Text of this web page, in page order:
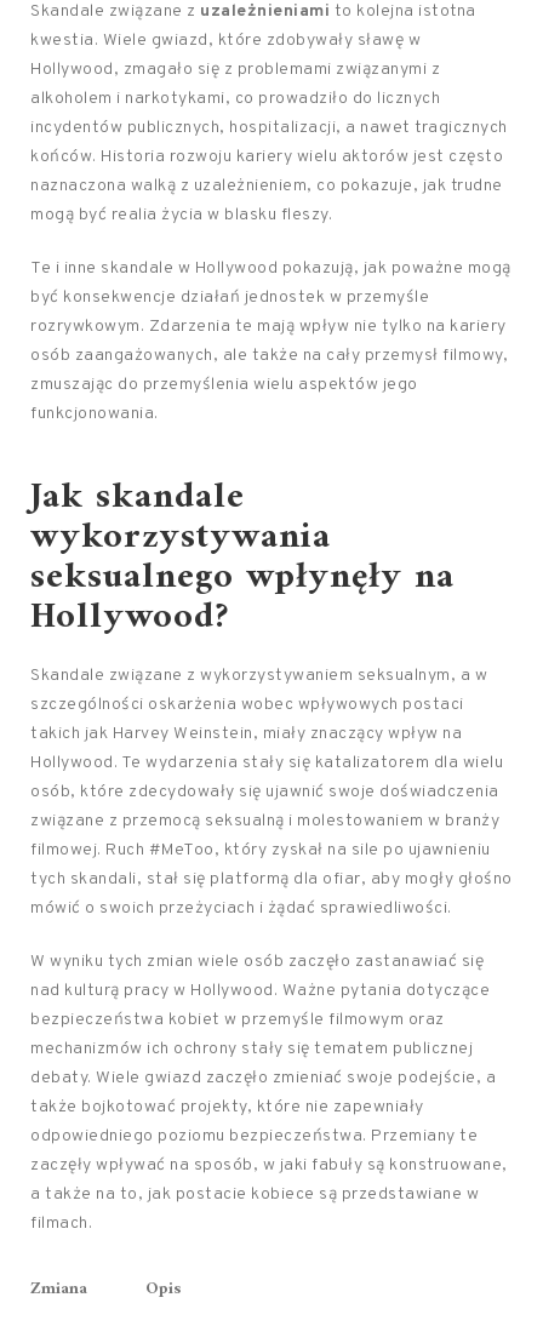
Skandale związane z uzależnieniami to kolejna istotna
kwestia. Wiele gwiazd, które zdobywały sławę w
Hollywood, zmagało się z problemami związanymi z
alkoholem i narkotykami, co prowadziło do licznych
incydentów publicznych, hospitalizacji, a nawet tragicznych
końców. Historia rozwoju kariery wielu aktorów jest często
naznaczona walką z uzależnieniem, co pokazuje, jak trudne
mogą być realia życia w blasku fleszy.
Te i inne skandale w Hollywood pokazują, jak poważne mogą
być konsekwencje działań jednostek w przemyśle
rozrywkowym. Zdarzenia te mają wpływ nie tylko na kariery
osób zaangażowanych, ale także na cały przemysł filmowy,
zmuszając do przemyślenia wielu aspektów jego
funkcjonowania.
Jak skandale
wykorzystywania
seksualnego wpłynęły na
Hollywood?
Skandale związane z wykorzystywaniem seksualnym, a w
szczególności oskarżenia wobec wpływowych postaci
takich jak Harvey Weinstein, miały znaczący wpływ na
Hollywood. Te wydarzenia stały się katalizatorem dla wielu
osób, które zdecydowały się ujawnić swoje doświadczenia
związane z przemocą seksualną i molestowaniem w branży
filmowej. Ruch #MeToo, który zyskał na sile po ujawnieniu
tych skandali, stał się platformą dla ofiar, aby mogły głośno
mówić o swoich przeżyciach i żądać sprawiedliwości.
W wyniku tych zmian wiele osób zaczęło zastanawiać się
nad kulturą pracy w Hollywood. Ważne pytania dotyczące
bezpieczeństwa kobiet w przemyśle filmowym oraz
mechanizmów ich ochrony stały się tematem publicznej
debaty. Wiele gwiazd zaczęło zmieniać swoje podejście, a
także bojkotować projekty, które nie zapewniały
odpowiedniego poziomu bezpieczeństwa. Przemiany te
zaczęły wpływać na sposób, w jaki fabuły są konstruowane,
a także na to, jak postacie kobiece są przedstawiane w
filmach.
Zmiana Opis